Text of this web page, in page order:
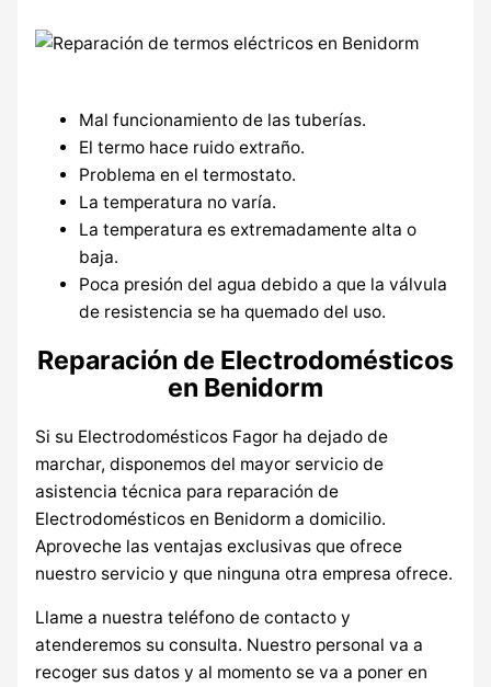
Mal funcionamiento de las tuberías.
El termo hace ruido extraño.
Problema en el termostato.
La temperatura no varía.
La temperatura es extremadamente alta o
baja.
Poca presión del agua debido a que la válvula
de resistencia se ha quemado del uso.
Reparación de Electrodomésticos
en Benidorm
Si su Electrodomésticos Fagor ha dejado de
marchar, disponemos del mayor servicio de
asistencia técnica para reparación de
Electrodomésticos en Benidorm a domicilio.
Aproveche las ventajas exclusivas que ofrece
nuestro servicio y que ninguna otra empresa ofrece.
Llame a nuestra teléfono de contacto y
atenderemos su consulta. Nuestro personal va a
recoger sus datos y al momento se va a poner en